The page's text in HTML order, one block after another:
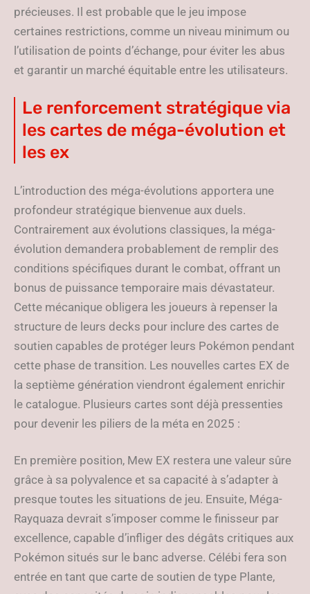
précieuses. Il est probable que le jeu impose
certaines restrictions, comme un niveau minimum ou
l’utilisation de points d’échange, pour éviter les abus
et garantir un marché équitable entre les utilisateurs.
Le renforcement stratégique via
les cartes de méga-évolution et
les ex
L’introduction des méga-évolutions apportera une
profondeur stratégique bienvenue aux duels.
Contrairement aux évolutions classiques, la méga-
évolution demandera probablement de remplir des
conditions spécifiques durant le combat, offrant un
bonus de puissance temporaire mais dévastateur.
Cette mécanique obligera les joueurs à repenser la
structure de leurs decks pour inclure des cartes de
soutien capables de protéger leurs Pokémon pendant
cette phase de transition. Les nouvelles cartes EX de
la septième génération viendront également enrichir
le catalogue. Plusieurs cartes sont déjà pressenties
pour devenir les piliers de la méta en 2025 :
En première position, Mew EX restera une valeur sûre
grâce à sa polyvalence et sa capacité à s’adapter à
presque toutes les situations de jeu. Ensuite, Méga-
Rayquaza devrait s’imposer comme le finisseur par
excellence, capable d’infliger des dégâts critiques aux
Pokémon situés sur le banc adverse. Célébi fera son
entrée en tant que carte de soutien de type Plante,